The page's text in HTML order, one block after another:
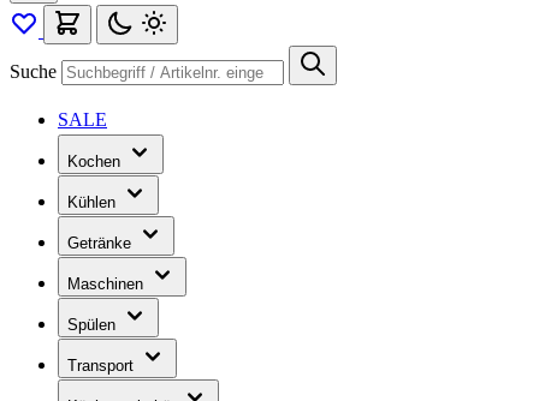
Suche
SALE
Kochen
Kühlen
Getränke
Maschinen
Spülen
Transport